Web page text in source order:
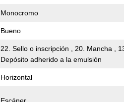
Monocromo
Bueno
22. Sello o inscripción , 20. Mancha ,
Depósito adherido a la emulsión
Horizontal